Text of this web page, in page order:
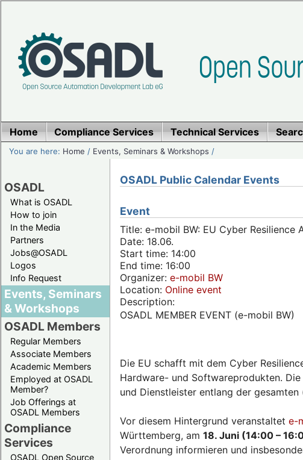
Home Compliance Services Technical Services
You are here: Home / Events, Seminars & Workshops /
OSADL
What is OSADL
How to join
In the Media
Partners
Jobs@OSADL
Logos
Info Request
Events, Seminars
& Workshops
OSADL Members
Regular Members
Associate Members
Academic Members
Employed at OSADL
Member?
Job Offerings at
OSADL Members
Compliance
Services
OSADL Open Source
OSADL Public Calendar Events
Event
Title: e-mobil BW: EU Cyber
Date: 18.06.
Start time: 14:00
End time: 16:00
Organizer: e-mobil BW
Location: Online event
Description:
OSADL MEMBER EVENT (e-mobil BW)
Die EU schafft mit dem Cyber
Hardware- und Softwareprodukten.
und Dienstleister entlang der
Vor diesem Hintergrund veranstaltet e-
Württemberg, am 18. Juni (14:00 –
Verordnung informieren und